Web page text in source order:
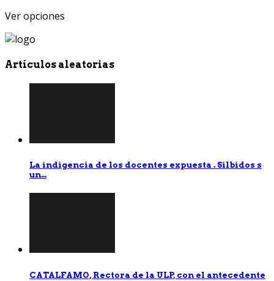
Ver opciones
Artículos aleatorias
La indigencia de los docentes expuesta . Silbidos s
un...
CATALFAMO, Rectora de la ULP, con el antecedente